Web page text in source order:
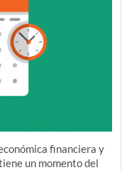
financiera y
un momento del